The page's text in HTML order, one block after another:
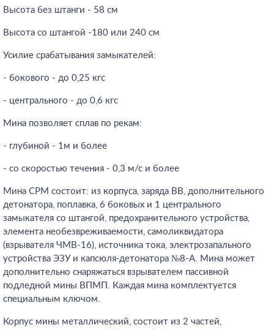
Высота без штанги - 58 см
Высота со штангой -180 или 240 см
Усилие срабатывания замыкателей:
- бокового - до 0,25 кгс
- центрального - до 0,6 кгс
Мина позволяет сплав по рекам:
- глубиной - 1м и более
- со скоростью течения - 0,3 м/с и более
Мина СРМ состоит: из корпуса, заряда ВВ, дополнительного
детонатора, поплавка, 6 боковых и 1 центрального
замыкателя со штангой, предохранительного устройства,
элемента необезвреживаемости, самоликвидатора
(взрывателя ЧMB-16), источника тока, электрозапального
устройства ЭЗУ и капсюля-детонатора №8-А. Мина может
дополнительно снаряжаться взрывателем пассивной
подледной мины ВПМП. Каждая мина комплектуется
специальным ключом.
Корпус мины металлический, состоит из 2 частей,